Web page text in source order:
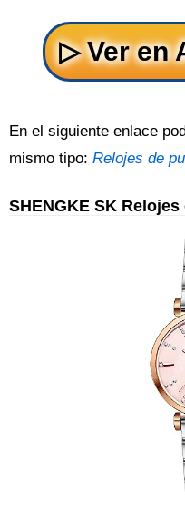
En el siguiente enlace
mismo tipo: Relojes de
SHENGKE SK